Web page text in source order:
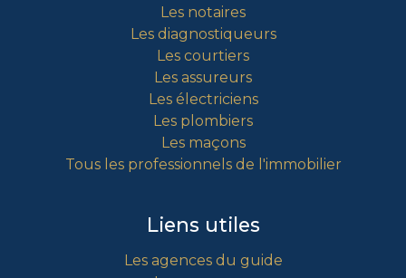
Les notaires
Les diagnostiqueurs
Les courtiers
Les assureurs
Les électriciens
Les plombiers
Les maçons
Tous les professionnels de l'immobilier
Liens utiles
Les agences du guide